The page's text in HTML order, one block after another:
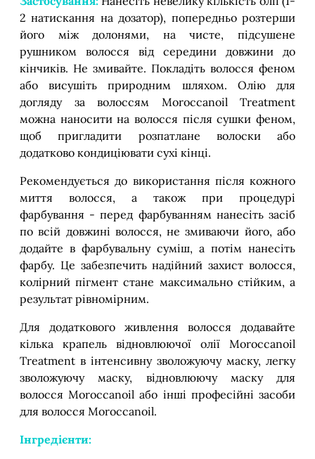
2 натискання на дозатор), попередньо розтерши
його між долонями, на чисте, підсушене
рушником волосся від середини довжини до
кінчиків. Не змивайте. Покладіть волосся феном
або висушіть природним шляхом. Олію для
догляду за волоссям Moroccanoil Treatment
можна наносити на волосся після сушки феном,
щоб пригладити розпатлане волоски або
додатково кондиціювати сухі кінці.
Рекомендується до використання після кожного
миття волосся, а також при процедурі
фарбування - перед фарбуванням нанесіть засіб
по всій довжині волосся, не змиваючи його, або
додайте в фарбувальну суміш, а потім нанесіть
фарбу. Це забезпечить надійний захист волосся,
колірний пігмент стане максимально стійким, а
результат рівномірним.
Для додаткового живлення волосся додавайте
кілька крапель відновлюючої олії Moroccanoil
Treatment в інтенсивну зволожуючу маску, легку
зволожуючу маску, відновлюючу маску для
волосся Moroccanoil або інші професійні засоби
для волосся Moroccanoil.
Інгредієнти: